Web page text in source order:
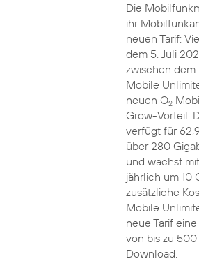
Die
ihr
neuen Tarif:
dem 5. Juli
zwischen
Mobile
neuen O2
Grow-Vorteil.
verfügt für
über 280
und wächst
jährlich um 10
zusätzliche
Mobile
neue Tarif
von bis zu
Download.